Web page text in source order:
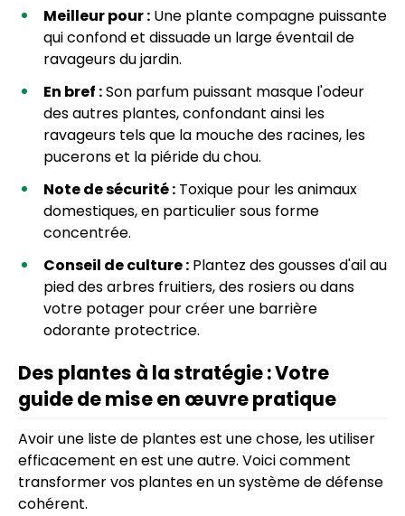
Meilleur pour : Une plante compagne puissante
qui confond et dissuade un large éventail de
ravageurs du jardin.
En bref :Son parfum puissant masque l'odeur
des autres plantes, confondant ainsi les
ravageurs tels que la mouche des racines, les
pucerons et la piéride du chou.
Note de sécurité : Toxique pour les animaux
domestiques, en particulier sous forme
concentrée.
Conseil de culture : Plantez des gousses d'ail au
pied des arbres fruitiers, des rosiers ou dans
votre potager pour créer une barrière
odorante protectrice.
Des plantes à la stratégie : Votre
guide de mise en œuvre pratique
Avoir une liste de plantes est une chose, les utiliser
efficacement en est une autre. Voici comment
transformer vos plantes en un système de défense
cohérent.